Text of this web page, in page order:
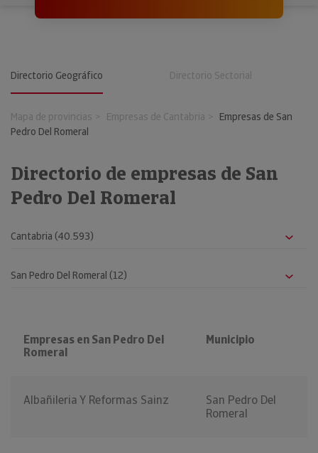
Directorio Geográfico Directorio Sectorial
Mapa de provincias Empresas de Cantabria
Empresas de San
Pedro Del Romeral
Directorio de empresas de San
Pedro Del Romeral
Empresas en San Pedro Del
Romeral
Municipio
Albañileria Y Reformas Sainz
San Pedro Del
Romeral